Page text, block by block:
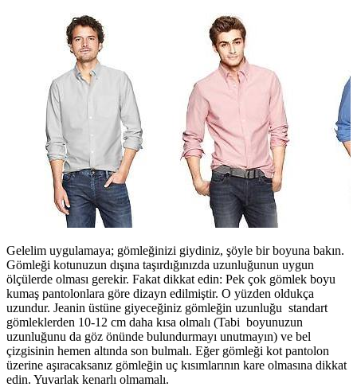
Gelelim uygulamaya; gömleğinizi giydiniz, şöyle bir boyuna bakın.
Gömleği kotunuzun dışına taşırdığınızda uzunluğunun uygun
ölçülerde olması gerekir. Fakat dikkat edin: Pek çok gömlek boyu
kumaş pantolonlara göre dizayn edilmiştir. O yüzden oldukça
uzundur. Jeanin üstüne giyeceğiniz gömleğin uzunluğu standart
gömleklerden 10-12 cm daha kısa olmalı (Tabi boyunuzun
uzunluğunu da göz önünde bulundurmayı unutmayın) ve bel
çizgisinin hemen altında son bulmalı. Eğer gömleği kot pantolon
üzerine aşıracaksanız gömleğin uç kısımlarının kare olmasına dikkat
edin. Yuvarlak kenarlı olmamalı.